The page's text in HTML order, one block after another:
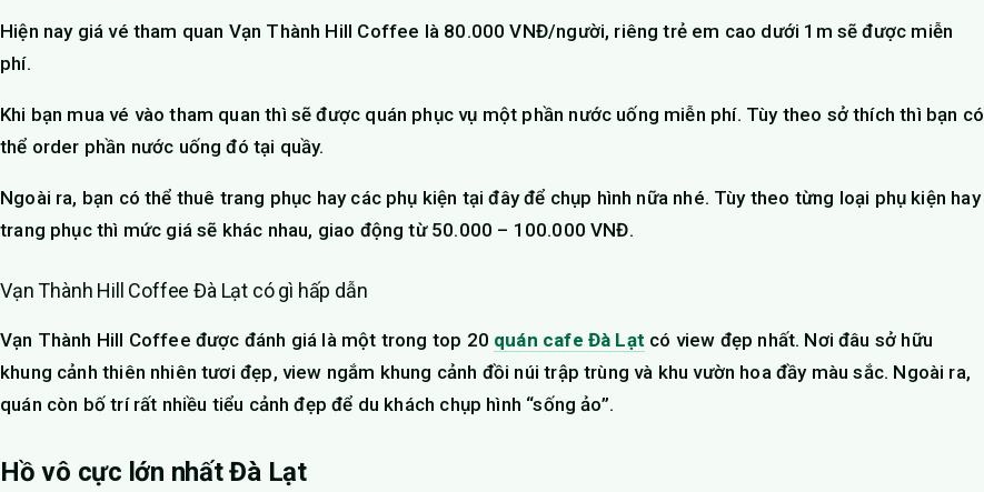
Hiện nay giá vé tham quan Vạn Thành Hill Coffee là 80.000 VNĐ/người, riêng trẻ em cao dưới 1m sẽ được miễn
phí.
Khi bạn mua vé vào tham quan thì sẽ được quán phục vụ một phần nước uống miễn phí. Tùy theo sở thích thì bạn có
thể order phần nước uống đó tại quầy.
Ngoài ra, bạn có thể thuê trang phục hay các phụ kiện tại đây để chụp hình nữa nhé. Tùy theo từng loại phụ kiện hay
trang phục thì mức giá sẽ khác nhau, giao động từ 50.000 – 100.000 VNĐ.
Vạn Thành Hill Coffee Đà Lạt có gì hấp dẫn
Vạn Thành Hill Coffee được đánh giá là một trong top 20 quán cafe Đà Lạt có view đẹp nhất. Nơi đâu sở hữu
khung cảnh thiên nhiên tươi đẹp, view ngắm khung cảnh đồi núi trập trùng và khu vườn hoa đầy màu sắc. Ngoài ra,
quán còn bố trí rất nhiều tiểu cảnh đẹp để du khách chụp hình “sống ảo”.
Hồ vô cực lớn nhất Đà Lạt